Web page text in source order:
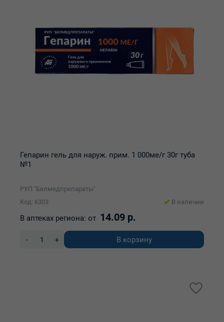
Гепарин гель для наруж. прим. 1 000ме/г 30г туба
№1
РУП "Белмедпрепараты"
Код: 6303
В наличии
В аптеках региона: от 14.09 р.
- + В корзину